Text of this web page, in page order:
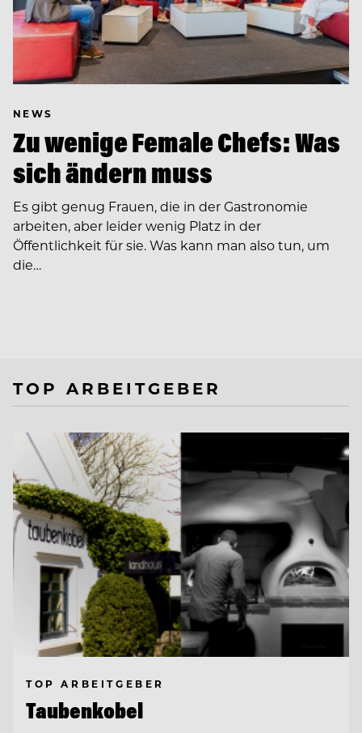
NEWS
Zu wenige Female Chefs: Was
sich ändern muss
Es gibt genug Frauen, die in der Gastronomie
arbeiten, aber leider wenig Platz in der
Öffentlichkeit für sie. Was kann man also tun, um
die…
TOP ARBEITGEBER
TOP ARBEITGEBER
Taubenkobel